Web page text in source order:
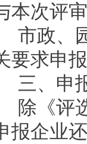
本次评
市政、
要求申
三、申
除《评
报企业